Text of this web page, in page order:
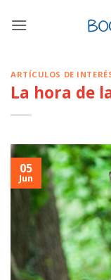
ARTÍCULOS DE
La hora de
05
Jun